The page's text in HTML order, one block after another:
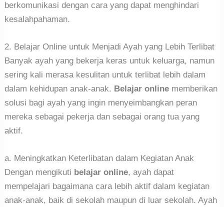
berkomunikasi dengan cara yang dapat menghindari
kesalahpahaman.
2. Belajar Online untuk Menjadi Ayah yang Lebih Terlibat
Banyak ayah yang bekerja keras untuk keluarga, namun
sering kali merasa kesulitan untuk terlibat lebih dalam
dalam kehidupan anak-anak. Belajar online memberikan
solusi bagi ayah yang ingin menyeimbangkan peran
mereka sebagai pekerja dan sebagai orang tua yang
aktif.
a. Meningkatkan Keterlibatan dalam Kegiatan Anak
Dengan mengikuti belajar online, ayah dapat
mempelajari bagaimana cara lebih aktif dalam kegiatan
anak-anak, baik di sekolah maupun di luar sekolah. Ayah